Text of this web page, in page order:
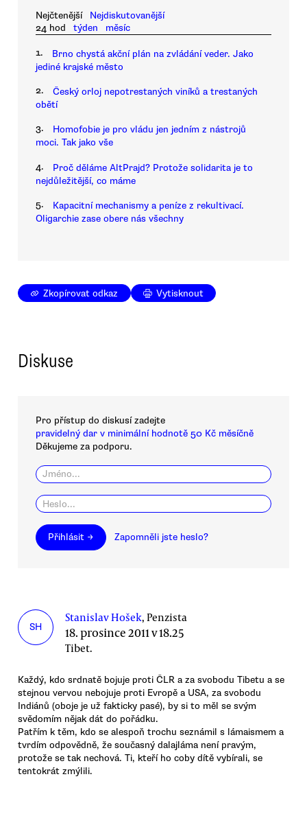
Nejčtenější
Nejdiskutovanější
24 hod
týden měsíc
1.
Brno chystá akční plán na zvládání veder. Jako
jediné krajské město
2.
Český orloj nepotrestaných viníků a trestaných
obětí
3.
Homofobie je pro vládu jen jedním z nástrojů
moci. Tak jako vše
4.
Proč děláme AltPrajd? Protože solidarita je to
nejdůležitější, co máme
5.
Kapacitní mechanismy a peníze z rekultivací.
Oligarchie zase obere nás všechny
Zkopírovat odkaz Vytisknout
Diskuse
Pro přístup do diskusí zadejte
pravidelný dar v minimální hodnotě 50 Kč měsíčně
Děkujeme za podporu.
Přihlásit → Zapomněli jste heslo?
SH
Stanislav Hošek, Penzista
18. prosince 2011 v 18.25
Tibet.
Každý, kdo srdnatě bojuje proti ČLR a za svobodu Tibetu a se
stejnou vervou nebojuje proti Evropě a USA, za svobodu
Indiánů (oboje je už fakticky pasé), by si to měl se svým
svědomím nějak dát do pořádku.
Patřím k těm, kdo se alespoň trochu seznámil s lámaismem a
tvrdím odpovědně, že současný dalajláma není pravým,
protože se tak nechová. Ti, kteří ho coby dítě vybírali, se
tentokrát zmýlili.